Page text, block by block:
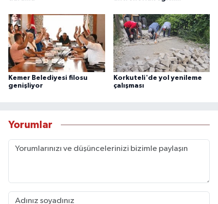
Kemer Belediyesi filosu
genişliyor
Korkuteli'de yol yenileme
çalışması
Yorumlar